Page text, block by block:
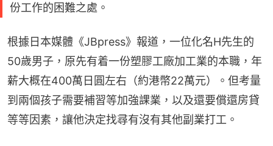
份工作的困難之處。
根據日本媒體《JBpress》報道，一位化名H先生的
50歲男子，原先有着一份塑膠工廠加工業的本職，年
薪大概在400萬日圓左右（約港幣22萬元）。但考量
到兩個孩子需要補習等加強課業，以及還要償還房貸
等等因素，讓他決定找尋有沒有其他副業打工。